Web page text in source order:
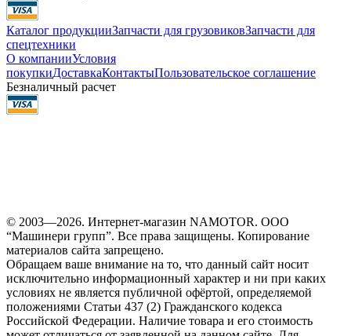
Каталог продукцииЗапчасти для грузовиковЗапчасти для
спецтехники
О компанииУсловия
покупкиДоставкаКонтактыПользовательское соглашение
Безналичный расчет
© 2003—2026. Интернет-магазин NAMOTOR. ООО
“Машинери групп”. Все права защищены. Копирование
материалов сайта запрещено.
Обращаем ваше внимание на то, что данный сайт носит
исключительно информационный характер и ни при каких
условиях не является публичной офёртой, определяемой
положениями Статьи 437 (2) Гражданского кодекса
Российской Федерации. Наличие товара и его стоимость